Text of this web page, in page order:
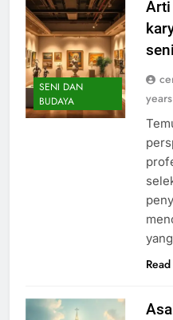
SENI DAN
BUDAYA
Arti